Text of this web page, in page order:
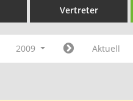
Vertreter
2009 Aktuell